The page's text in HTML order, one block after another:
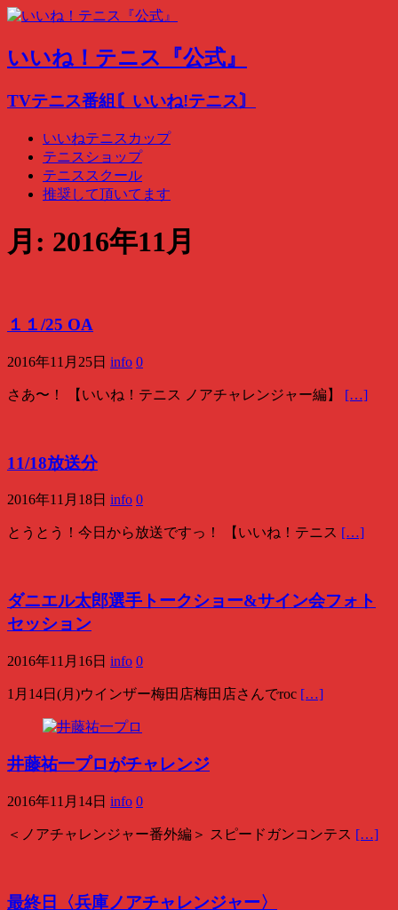
いいね！テニス『公式』
TVテニス番組〘いいね!テニス〙
いいねテニスカップ
テニスショップ
テニススクール
推奨して頂いてます
月: 2016年11月
１１/25 OA
2016年11月25日 info 0
さあ〜！ 【いいね！テニス ノアチャレンジャー編】 […]
11/18放送分
2016年11月18日 info 0
とうとう！今日から放送ですっ！ 【いいね！テニス […]
ダニエル太郎選手トークショー&サイン会フォト
セッション
2016年11月16日 info 0
1月14日(月)ウインザー梅田店梅田店さんでroc […]
井藤祐一プロがチャレンジ
2016年11月14日 info 0
＜ノアチャレンジャー番外編＞ スピードガンコンテス […]
最終日〈兵庫ノアチャレンジャー〉